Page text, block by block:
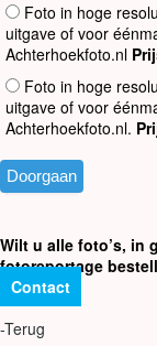
Foto in hoge
uitgave of voor
Achterhoekfoto.nl
Foto in hoge
uitgave of voor
Achterhoekfoto.nl.
Wilt u alle foto’s, in
fotoreportage
Contact
-Terug